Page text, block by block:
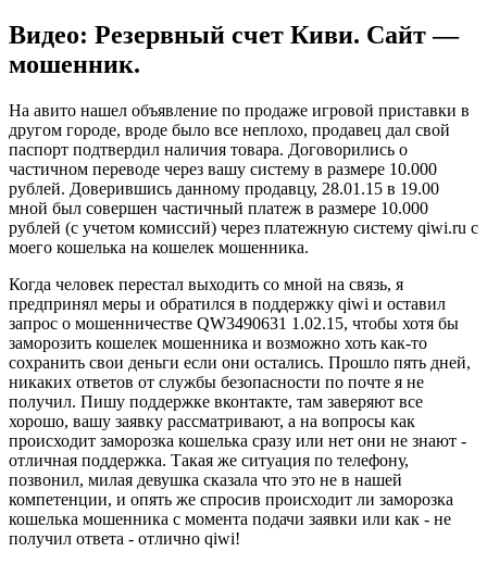
Видео: Резервный счет Киви. Сайт —
мошенник.
На авито нашел объявление по продаже игровой приставки в
другом городе, вроде было все неплохо, продавец дал свой
паспорт подтвердил наличия товара. Договорились о
частичном переводе через вашу систему в размере 10.000
рублей. Доверившись данному продавцу, 28.01.15 в 19.00
мной был совершен частичный платеж в размере 10.000
рублей (с учетом комиссий) через платежную систему qiwi.ru c
моего кошелька на кошелек мошенника.
Когда человек перестал выходить со мной на связь, я
предпринял меры и обратился в поддержку qiwi и оставил
запрос о мошенничестве QW3490631 1.02.15, чтобы хотя бы
заморозить кошелек мошенника и возможно хоть как-то
сохранить свои деньги если они остались. Прошло пять дней,
никаких ответов от службы безопасности по почте я не
получил. Пишу поддержке вконтакте, там заверяют все
хорошо, вашу заявку рассматривают, а на вопросы как
происходит заморозка кошелька сразу или нет они не знают -
отличная поддержка. Такая же ситуация по телефону,
позвонил, милая девушка сказала что это не в нашей
компетенции, и опять же спросив происходит ли заморозка
кошелька мошенника с момента подачи заявки или как - не
получил ответа - отлично qiwi!